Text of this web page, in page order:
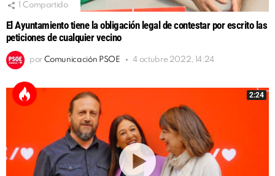
Compartido
El Ayuntamiento tiene la obligación legal de contestar por escrito las
peticiones de cualquier vecino
por Comunicación PSOE 4 octubre 2022, 14:24
2:24